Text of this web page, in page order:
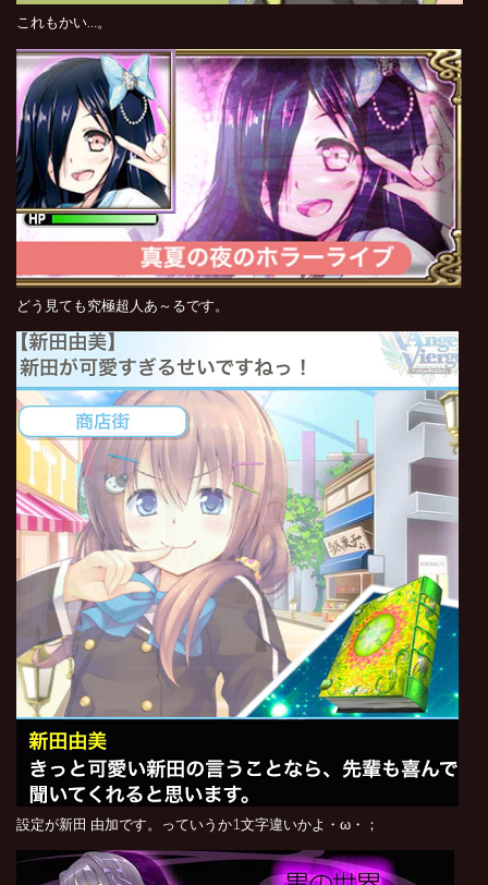
これもかい…。
どう見ても究極超人あ～るです。
設定が新田 由加です。っていうか1文字違いかよ・ω・；